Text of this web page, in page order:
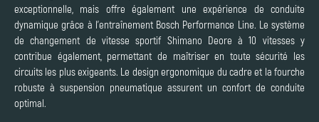
exceptionnelle, mais offre également une expérience de conduite
dynamique grâce à l'entraînement Bosch Performance Line. Le système
de changement de vitesse sportif Shimano Deore à 10 vitesses y
contribue également, permettant de maîtriser en toute sécurité les
circuits les plus exigeants. Le design ergonomique du cadre et la fourche
robuste à suspension pneumatique assurent un confort de conduite
optimal.